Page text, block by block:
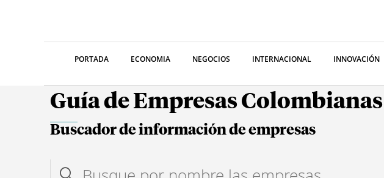
PORTADA ECONOMIA NEGOCIOS INTERNACIONAL INNOVACIÓN
Guía de Empresas Colombianas
Buscador de información de empresas